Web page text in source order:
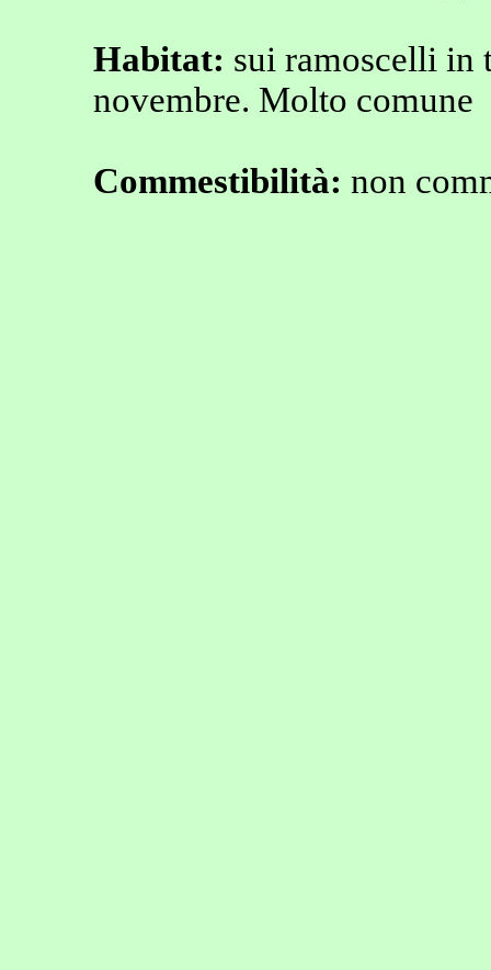
Habitat: sui ramoscelli in
novembre. Molto comune
Commestibilità: non